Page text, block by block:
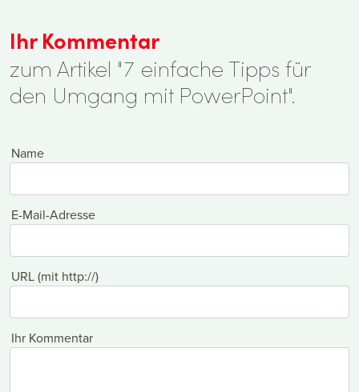
Ihr Kommentar
zum Artikel "7 einfache Tipps für
den Umgang mit PowerPoint".
Name
E-Mail-Adresse
URL (mit http://)
Ihr Kommentar